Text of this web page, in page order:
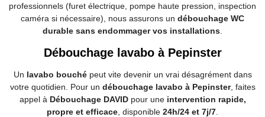
professionnels (furet électrique, pompe haute pression, inspection
caméra si nécessaire), nous assurons un débouchage WC
durable sans endommager vos installations
Débouchage lavabo à Pepinster
Un lavabo bouchépeut vite devenir un vrai désagrément dans
votre quotidien. Pour un débouchage lavabo à Pepinster, faites
appel à Débouchage DAVIDpour une intervention rapide,
propre et efficace , disponible 24h/24 et 7j/7